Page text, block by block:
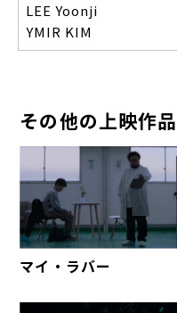
LEE Yoonji
YMIR KIM
その他の上映作品
マイ・ラバー